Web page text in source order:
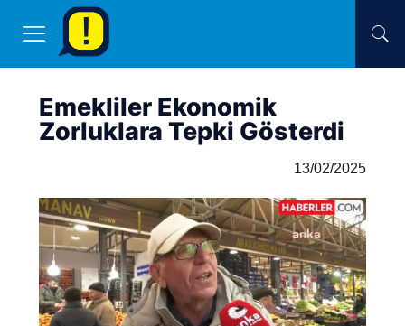
Emekliler Ekonomik
Zorluklara Tepki Gösterdi
13/02/2025